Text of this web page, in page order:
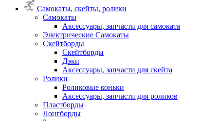
Самокаты, скейты, ролики
Самокаты
Аксессуары, запчасти для самоката
Электрические Самокаты
Скейтборды
Скейтборды
Дэки
Аксессуары, запчасти для скейта
Ролики
Роликовые коньки
Аксессуары, запчасти для роликов
Пластборды
Лонгборды